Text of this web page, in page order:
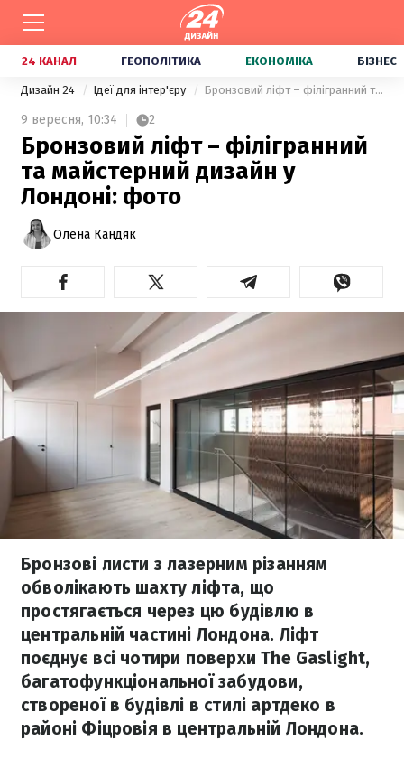
24 КАНАЛ ГЕОПОЛІТИКА ЕКОНОМІКА БІЗНЕС
Дизайн 24 Ідеї для інтер'єру Бронзовий ліфт – філігранний та майстерний дизайн у Лондоні: фото
9 вересня, 10:34 2
Бронзовий ліфт – філігранний
та майстерний дизайн у
Лондоні: фото
Олена Кандяк
Бронзові листи з лазерним різанням
обволікають шахту ліфта, що
простягається через цю будівлю в
центральній частині Лондона. Ліфт
поєднує всі чотири поверхи The Gaslight,
багатофункціональної забудови,
створеної в будівлі в стилі артдеко в
районі Фіцровія в центральній Лондона.